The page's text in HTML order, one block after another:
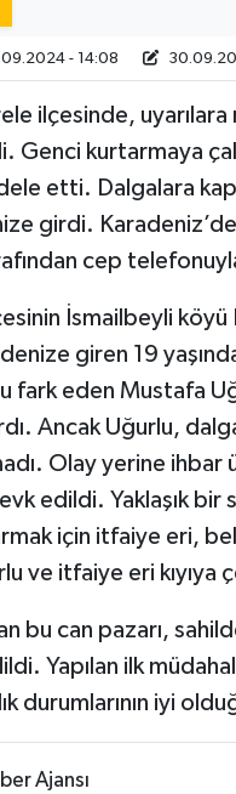
- 14:08
ilçesinde,
Genci kurtarmaya
etti. Dalgalara
girdi.
cep
İsmailbeyli köyü
giren 19
fark eden Mustafa
Ancak Uğurlu,
Olay yerine
edildi. Yaklaşık
için itfaiye eri,
ve itfaiye eri kıyıya
bu can pazarı,
Yapılan ilk
durumlarının iyi
Ajansı